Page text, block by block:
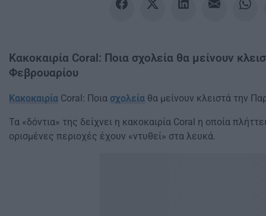
Κακοκαιρία Coral: Ποια σχολεία θα μείνουν
Φεβρουαρίου
Κακοκαιρία Coral: Ποια σχολεία θα μείνουν κλειστά την
Τα «δόντια» της δείχνει η κακοκαιρία Coral η οποία
ορισμένες περιοχές έχουν «ντυθεί» στα λευκά.